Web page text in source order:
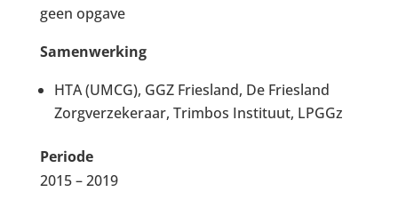
geen opgave
Samenwerking
HTA (UMCG), GGZ Friesland, De Friesland
Zorgverzekeraar, Trimbos Instituut, LPGGz
Periode
2015 – 2019